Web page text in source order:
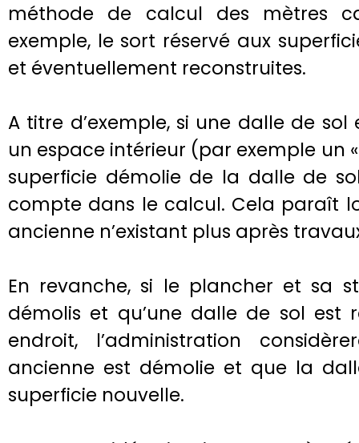
méthode de calcul des mètres
exemple, le sort réservé aux
et éventuellement reconstruites.
A titre d’exemple, si une dalle de
un espace intérieur (par exemple un
superficie démolie de la dalle de
compte dans le calcul. Cela paraît
ancienne n’existant plus après
En revanche, si le plancher et sa
démolis et qu’une dalle de sol est
endroit, l’administration
ancienne est démolie et que la
superficie nouvelle.